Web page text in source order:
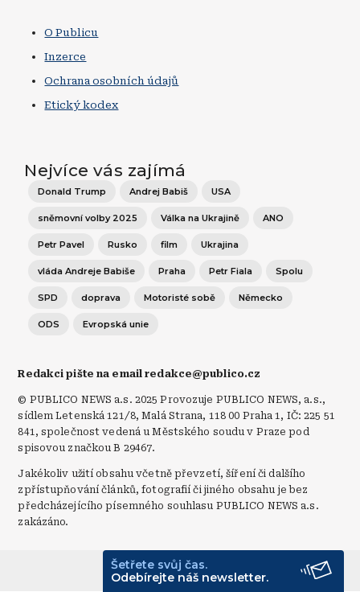
O Publicu
Inzerce
Ochrana osobních údajů
Etický kodex
Nejvíce vás zajímá
Donald Trump Andrej Babiš USA
sněmovní volby 2025 Válka na Ukrajině ANO
Petr Pavel Rusko film Ukrajina
vláda Andreje Babiše Praha Petr Fiala Spolu
SPD doprava Motoristé sobě Německo
ODS Evropská unie
Redakci pište na email redakce@publico.cz
© PUBLICO NEWS a.s. 2025 Provozuje PUBLICO NEWS, a.s.,
sídlem Letenská 121/8, Malá Strana, 118 00 Praha 1, IČ: 225 51
841, společnost vedená u Městského soudu v Praze pod
spisovou značkou B 29467.
Jakékoliv užití obsahu včetně převzetí, šíření či dalšího
zpřístupňování článků, fotografií či jiného obsahu je bez
předcházejícího písemného souhlasu PUBLICO NEWS a.s.
zakázáno.
Šetřete svůj čas.
Odebírejte náš newsletter.
© Publico 2026